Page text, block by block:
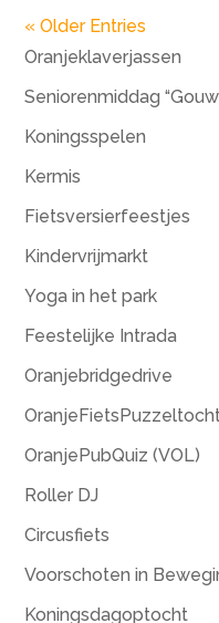
« Older Entries
Oranjeklaverjassen
Seniorenmiddag
Koningsspelen
Kermis
Fietsversierfeestjes
Kindervrijmarkt
Yoga in het park
Feestelijke Intrada
Oranjebridgedrive
OranjePubQuiz (VOL)
Roller DJ
Circusfiets
Voorschoten in
Koningsdagoptocht